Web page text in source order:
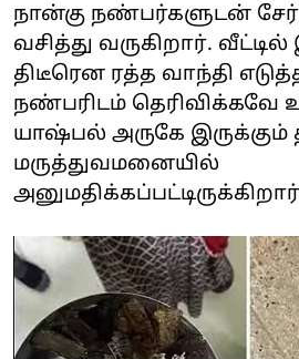
நான்கு நண்பர்களுடன்
வசித்து வருகிறார்.
திடீரென ரத்த வாந்தி
நண்பரிடம் தெரிவிக்கவே
யாஷ்பல் அருகே இருக்கும்
மருத்துவமனையில்